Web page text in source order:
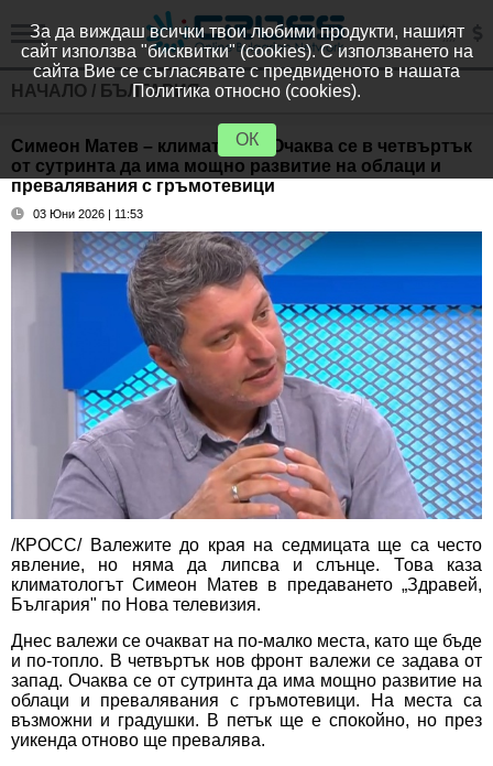
НАЧАЛО / БЪЛГАРИЯ
Симеон Матев – климатолог: Очаква се в четвъртък
от сутринта да има мощно развитие на облаци и
превалявания с гръмотевици
03 Юни 2026 | 11:53
/КРОСС/ Валежите до края на седмицата ще са често
явление, но няма да липсва и слънце. Това каза
климатологът Симеон Матев в предаването „Здравей,
България" по Нова телевизия.
Днес валежи се очакват на по-малко места, като ще бъде
и по-топло. В четвъртък нов фронт валежи се задава от
запад. Очаква се от сутринта да има мощно развитие на
облаци и превалявания с гръмотевици. На места са
възможни и градушки. В петък ще е спокойно, но през
уикенда отново ще превалява.
За да виждаш всички твои любими продукти, нашият
сайт използва "бисквитки" (cookies). С използването на
сайта Вие се съгласявате с предвиденото в нашата
Политика относно (cookies).
ОК